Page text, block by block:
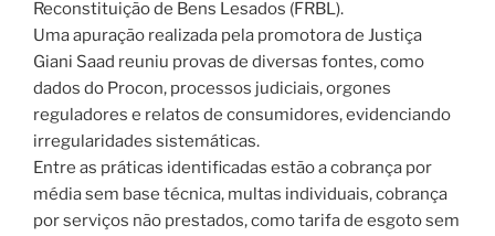
Reconstituição de Bens Lesados ​​(FRBL).
Uma apuração realizada pela promotora de Justiça
Giani Saad reuniu provas de diversas fontes, como
dados do Procon, processos judiciais, orgones
reguladores e relatos de consumidores, evidenciando
irregularidades sistemáticas.
Entre as práticas identificadas estão a cobrança por
média sem base técnica, multas individuais, cobrança
por serviços não prestados, como tarifa de esgoto sem